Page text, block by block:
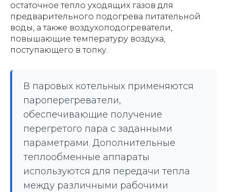
остаточное тепло уходящих газов для
предварительного подогрева питательной
воды, а также воздухоподогреватели,
повышающие температуру воздуха,
поступающего в топку.
В паровых котельных применяются
пароперегреватели,
обеспечивающие получение
перегретого пара с заданными
параметрами. Дополнительные
теплообменные аппараты
используются для передачи тепла
между различными рабочими